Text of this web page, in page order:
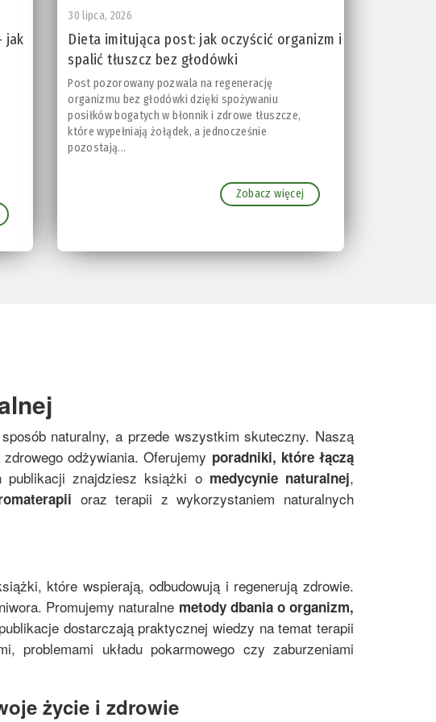
jak
30 lipca, 2026
Dieta imitująca post: jak oczyścić organizm i
spalić tłuszcz bez głodówki
Post pozorowany pozwala na regenerację
organizmu bez głodówki dzięki spożywaniu
posiłków bogatych w błonnik i zdrowe tłuszcze,
które wypełniają żołądek, a jednocześnie
pozostają...
Zobacz więcej
naturalny, a przede wszystkim skuteczny. Naszą
odżywiania. Oferujemy poradniki, które łączą
publikacji znajdziesz książki o medycynie naturalnej,
oraz terapii z wykorzystaniem naturalnych
które wspierają, odbudowują i regenerują zdrowie.
Promujemy naturalne metody dbania o organizm,
dostarczają praktycznej wiedzy na temat terapii
problemami układu pokarmowego czy zaburzeniami
życie i zdrowie